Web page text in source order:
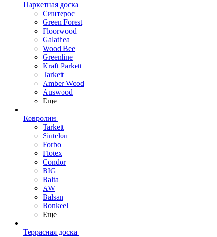
Паркетная доска
Синтерос
Green Forest
Floorwood
Galathea
Wood Bee
Greenline
Kraft Parkett
Tarkett
Amber Wood
Auswood
Еще
Ковролин
Tarkett
Sintelon
Forbo
Flotex
Condor
BIG
Balta
AW
Balsan
Bonkeel
Еще
Террасная доска